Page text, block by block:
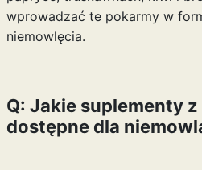
wprowadzać te pokarmy w
niemowlęcia.
Q: Jakie suplementy
dostępne dla